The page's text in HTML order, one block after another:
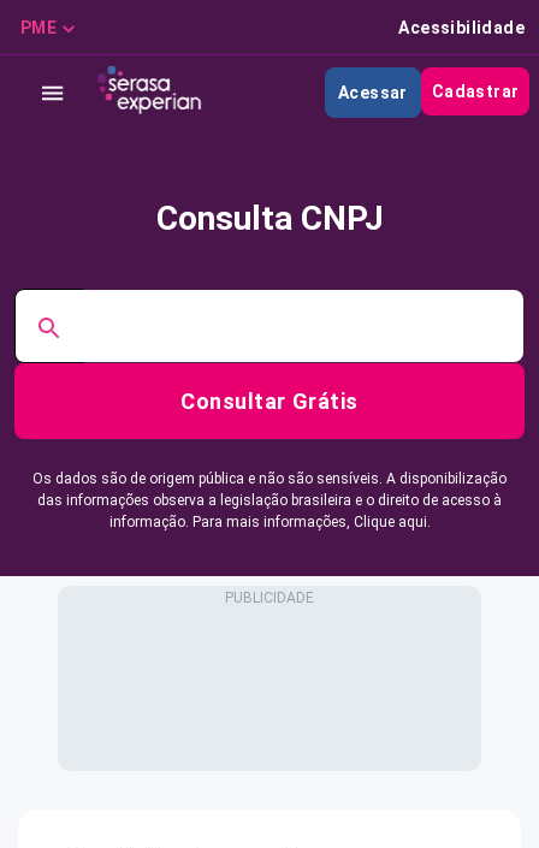
PME Acessibilidade
Acessar Cadastrar
Consulta CNPJ
Consultar Grátis
Os dados são de origem pública e não são sensíveis. A disponibilização
das informações observa a legislação brasileira e o direito de acesso à
informação. Para mais informações, Clique aqui.